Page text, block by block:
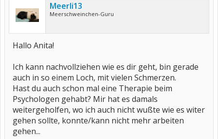
Meerli13
Meerschweinchen-Guru
Hallo Anita!
Ich kann nachvollziehen wie es dir geht, bin gerade
auch in so einem Loch, mit vielen Schmerzen.
Hast du auch schon mal eine Therapie beim
Psychologen gehabt? Mir hat es damals
weitergeholfen, wo ich auch nicht wußte wie es witer
gehen sollte, konnte/kann nicht mehr arbeiten
gehen...